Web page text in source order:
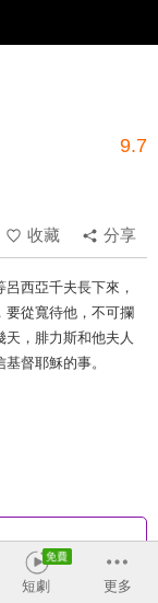
9.7
收藏
分享
西亞千夫長下來，
要從寬待他，不可攔
，腓力斯和他夫人
督耶穌的事。
短劇 更多